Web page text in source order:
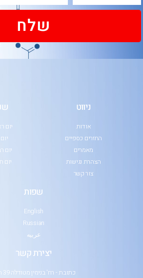
שלח
ניווט
אודות
החזרים כספיים
מאמרים
הצהרת נגישות
צור קשר
יום
יום
יום
יום
שפות
English
Russian
عربيه
יצירת קשר
כתובת - רח' בנימין מטודלה 39 ת״א